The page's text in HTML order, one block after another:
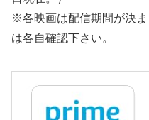
※各映画は配信期間が決
は各自確認下さい。